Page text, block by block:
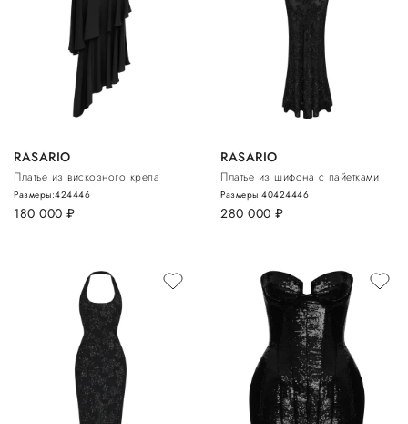
RASARIO
Платье из вискозного крепа
180 000 руб.
Размеры:424446
RASARIO
Платье из шифона с пайетками
280 000 руб.
Размеры:40424446